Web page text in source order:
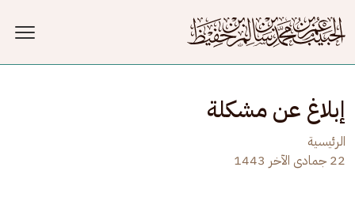
إبلاغ عن مشكلة
الرئيسية
22 جمادى الآخر 1443